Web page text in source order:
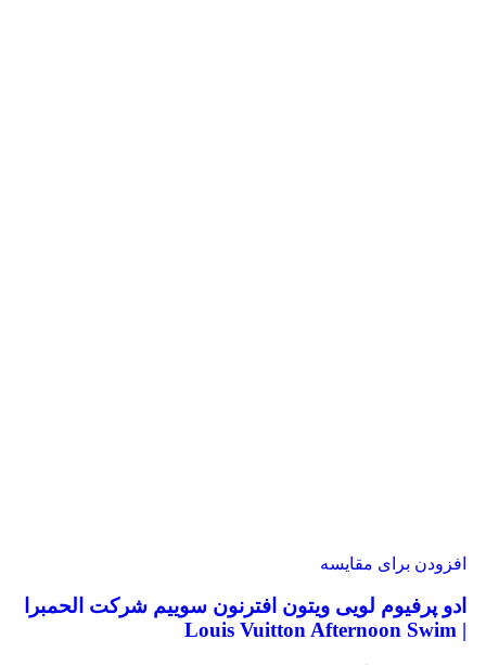
افزودن برای مقایسه
ادو پرفیوم لویی ویتون افترنون سوییم شرکت الحمبرا
| Louis Vuitton Afternoon Swim